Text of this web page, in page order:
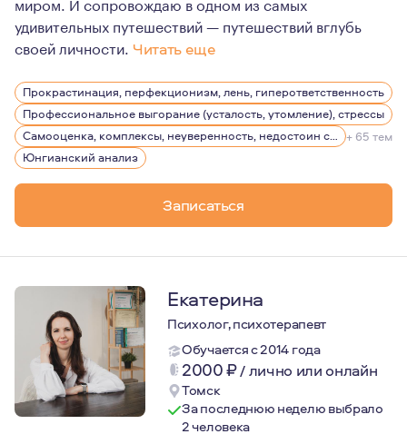
удивительных путешествий — путешествий вглубь
своей личности. Читать еще
Большинство клиентов, которые ко мне обращаются
Прокрастинация, перфекционизм, лень, гиперответственность
Профессиональное выгорание (усталость, утомление), стрессы
Самооценка, комплексы, неуверенность, недостоин своей должности или положения в обществе + 65 тем
Юнгианский анализ
Записаться
Екатерина
Психолог, психотерапевт
Обучается с 2014 года
2000₽/лично или онлайн
Томск
За последнюю неделю выбрало
2 человека